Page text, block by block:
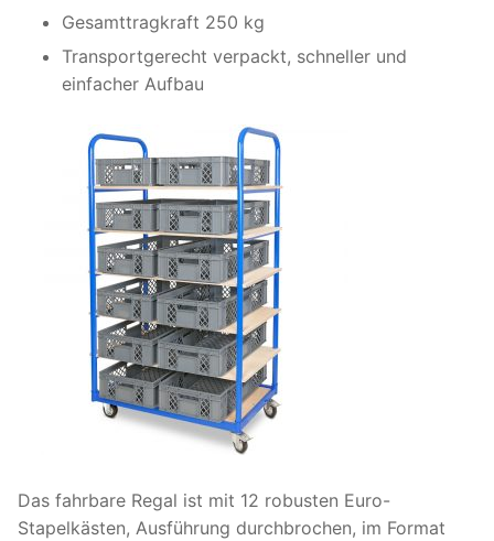
Gesamttragkraft 250 kg
Transportgerecht verpackt, schneller und
einfacher Aufbau
Das fahrbare Regal ist mit 12 robusten Euro-
Stapelkästen, Ausführung durchbrochen, im Format